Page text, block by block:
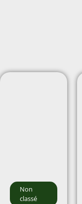
Non
classé